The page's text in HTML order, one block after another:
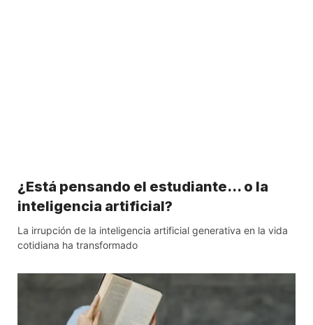
¿Está pensando el estudiante… o la
inteligencia artificial?
La irrupción de la inteligencia artificial generativa en la vida
cotidiana ha transformado